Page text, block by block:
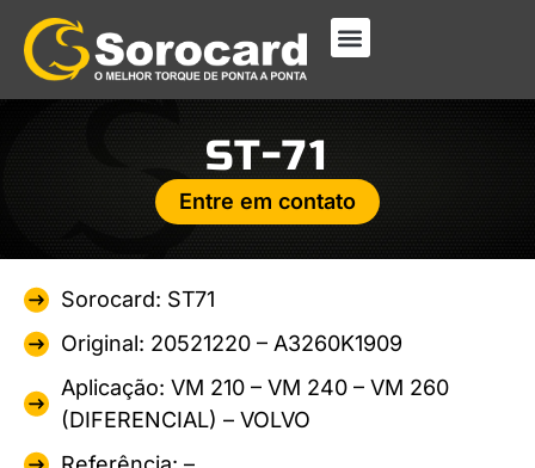
ST-71
Entre em contato
Sorocard: ST71
Original: 20521220 – A3260K1909
Aplicação: VM 210 – VM 240 – VM 260
(DIFERENCIAL) – VOLVO